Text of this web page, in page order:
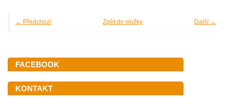
← Předchozí Další →
Zpět do složky
FACEBOOK
KONTAKT